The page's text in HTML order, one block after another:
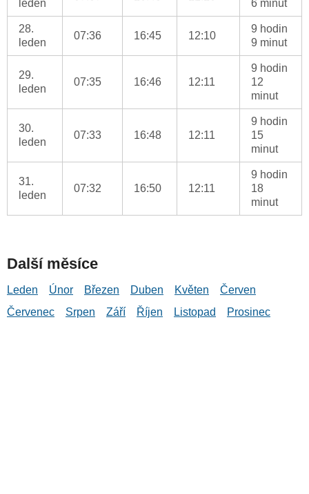
leden
6 minut
28.
leden
07:36 16:45 12:10
9 hodin
9 minut
29.
leden
07:35 16:46 12:11
9 hodin
12
minut
30.
leden
07:33 16:48 12:11
9 hodin
15
minut
31.
leden
07:32 16:50 12:11
9 hodin
18
minut
Další měsíce
Leden Únor Březen Duben Květen
Červen
Červenec
Srpen Září Říjen Listopad Prosinec